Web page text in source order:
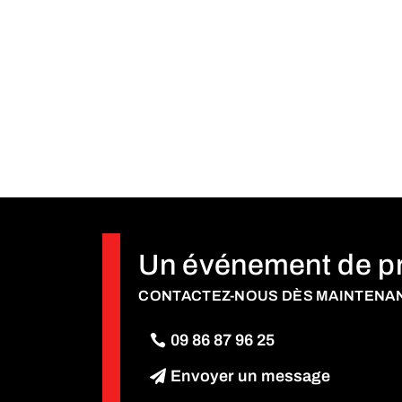
Un événement de
CONTACTEZ-NOUS DÈS
09 86 87 96 25
Envoyer un message